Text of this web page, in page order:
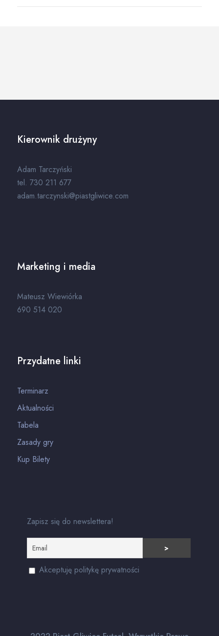
Kierownik drużyny
Adam Tarczyński
tel. 730 211 677
adam.tarczynski@piastgliwice.com
Marketing i media
Mateusz Wiewiórka
690 514 020
Przydatne linki
Terminarz
Aktualności
Tabela
Zasady gry
Kup Bilety
Zapisz się do newslettera!
Akceptuję politykę prywatności